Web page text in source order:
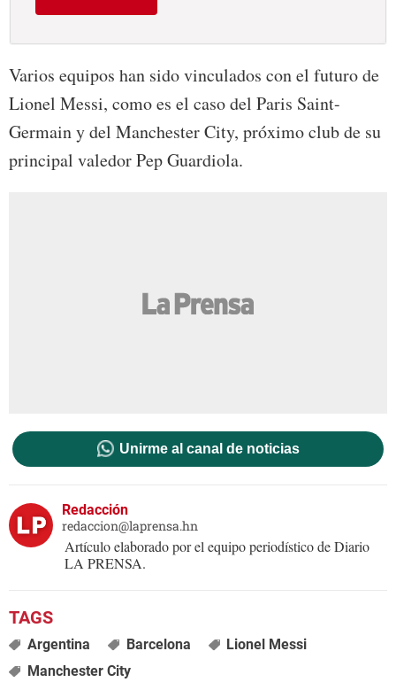
Varios equipos han sido vinculados con el futuro de
Lionel Messi, como es el caso del Paris Saint-
Germain y del Manchester City, próximo club de su
principal valedor Pep Guardiola.
Unirme al canal de noticias
Redacción
redaccion@laprensa.hn
Artículo elaborado por el equipo periodístico de Diario
LA PRENSA.
Argentina Barcelona
Lionel Messi
Manchester City